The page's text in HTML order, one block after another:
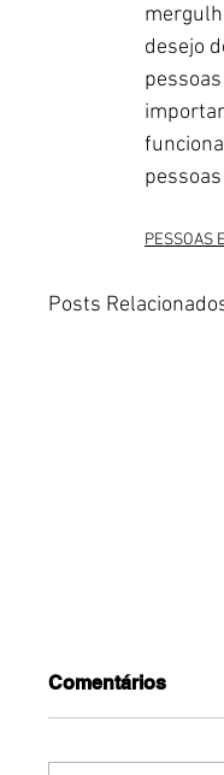
desejo
PESSOAS
Posts
Comentários